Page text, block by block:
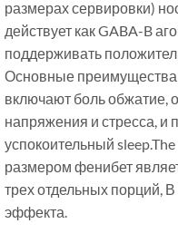
размерах сервировки)
действует как GABA-B
поддерживать
Основные преимущества
включают боль обжатие,
напряжения и стресса, и
успокоительный
размером фенибет
трех отдельных порций,
эффекта.